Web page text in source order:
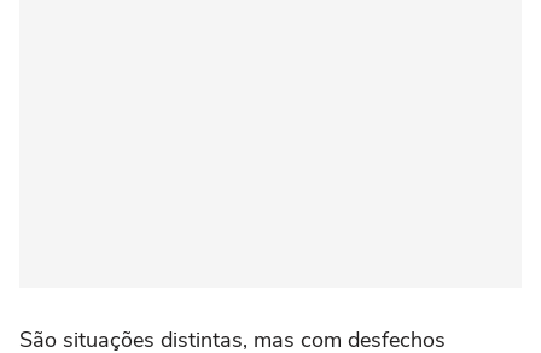
São situações distintas, mas com desfechos